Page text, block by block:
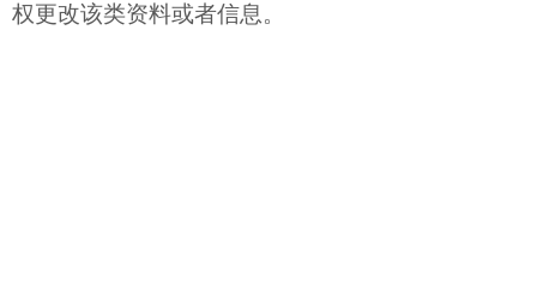
权更改该类资料或者信息。